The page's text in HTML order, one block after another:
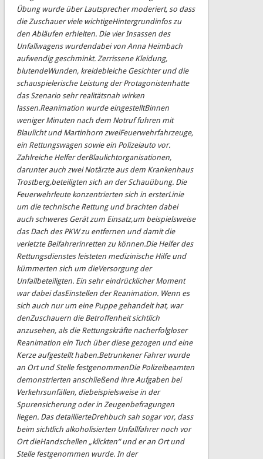
Übung wurde über Lautsprecher moderiert, so dass
die Zuschauer viele wichtigeHintergrundinfos zu
den Abläufen erhielten. Die vier Insassen des
Unfallwagens wurdendabei von Anna Heimbach
aufwendig geschminkt. Zerrissene Kleidung,
blutendeWunden, kreidebleiche Gesichter und die
schauspielerische Leistung der Protagonistenhatte
das Szenario sehr realitätsnah wirken
lassen.Reanimation wurde eingestelltBinnen
weniger Minuten nach dem Notruf fuhren mit
Blaulicht und Martinhorn zweiFeuerwehrfahrzeuge,
ein Rettungswagen sowie ein Polizeiauto vor.
Zahlreiche Helfer derBlaulichtorganisationen,
darunter auch zwei Notärzte aus dem Krankenhaus
Trostberg,beteiligten sich an der Schauübung. Die
Feuerwehrleute konzentrierten sich in ersterLinie
um die technische Rettung und brachten dabei
auch schweres Gerät zum Einsatz,um beispielsweise
das Dach des PKW zu entfernen und damit die
verletzte Beifahrerinretten zu können.Die Helfer des
Rettungsdienstes leisteten medizinische Hilfe und
kümmerten sich um dieVersorgung der
Unfallbeteiligten. Ein sehr eindrücklicher Moment
war dabei dasEinstellen der Reanimation. Wenn es
sich auch nur um eine Puppe gehandelt hat, war
denZuschauern die Betroffenheit sichtlich
anzusehen, als die Rettungskräfte nacherfolgloser
Reanimation ein Tuch über diese gezogen und eine
Kerze aufgestellt haben.Betrunkener Fahrer wurde
an Ort und Stelle festgenommenDie Polizeibeamten
demonstrierten anschließend ihre Aufgaben bei
Verkehrsunfällen, diebeispielsweise in der
Spurensicherung oder in Zeugenbefragungen
liegen. Das detaillierteDrehbuch sah sogar vor, dass
beim sichtlich alkoholisierten Unfallfahrer noch vor
Ort dieHandschellen „klickten“ und er an Ort und
Stelle festgenommen wurde. In der